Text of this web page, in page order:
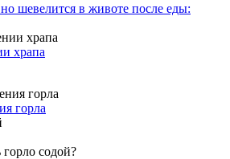
шевелится в животе после еды:
храпа
горла